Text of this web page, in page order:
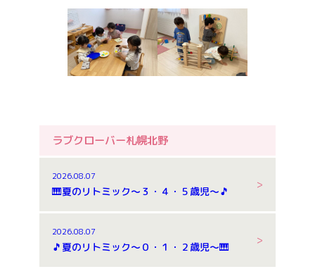
ラブクローバー札幌北野
2026.08.07
🎹夏のリトミック～３・４・５歳児～🎵
2026.08.07
🎵夏のリトミック～０・１・２歳児～🎹